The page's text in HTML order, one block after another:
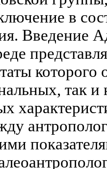
в
Введение
так и